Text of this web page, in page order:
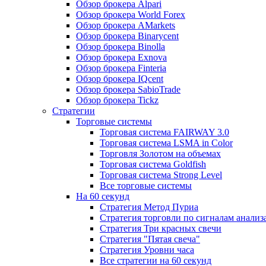
Обзор брокера Alpari
Обзор брокера World Forex
Обзор брокера AMarkets
Обзор брокера Binarycent
Обзор брокера Binolla
Обзор брокера Exnova
Обзор брокера Finteria
Обзор брокера IQcent
Обзор брокера SabioTrade
Обзор брокера Tickz
Стратегии
Торговые системы
Торговая система FAIRWAY 3.0
Торговая система LSMA in Color
Торговля Золотом на объемах
Торговая система Goldfish
Торговая система Strong Level
Все торговые системы
На 60 секунд
Стратегия Метод Пуриа
Стратегия торговли по сигналам
Стратегия Три красных свечи
Стратегия "Пятая свеча"
Стратегия Уровни часа
Все стратегии на 60 секунд